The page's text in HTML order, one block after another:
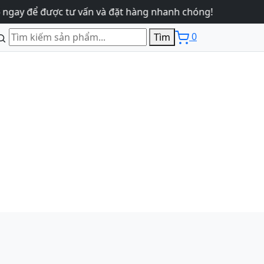
để được tư vấn và đặt hàng nhanh chóng!
Tìm
0